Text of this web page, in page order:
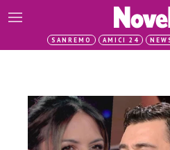
SANREMO AMICI 24